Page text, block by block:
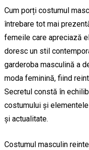
Cum porți costumul
întrebare tot mai
femeile care apreciază
doresc un stil
garderoba masculină a
moda feminină, fiind
Secretul constă în
costumului și
și actualitate.
Costumul masculin